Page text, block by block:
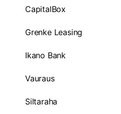
CapitalBox
Grenke Leasing
Ikano Bank
Vauraus
Siltaraha